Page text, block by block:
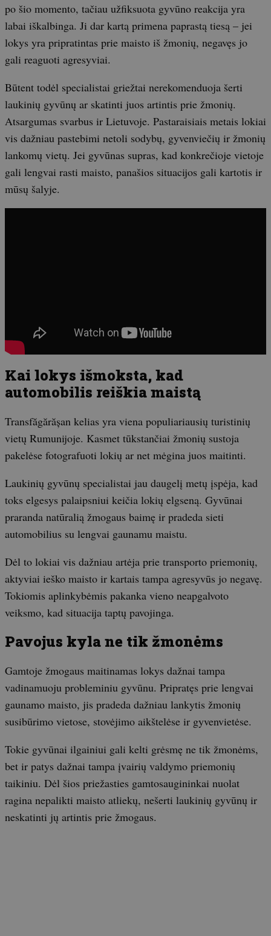
po šio momento, tačiau užfiksuota gyvūno reakcija yra
labai iškalbinga. Ji dar kartą primena paprastą tiesą – jei
lokys yra pripratintas prie maisto iš žmonių, negavęs jo
gali reaguoti agresyviai.
Būtent todėl specialistai griežtai nerekomenduoja šerti
laukinių gyvūnų ar skatinti juos artintis prie žmonių.
Atsargumas svarbus ir Lietuvoje. Pastaraisiais metais lokiai
vis dažniau pastebimi netoli sodybų, gyvenviečių ir žmonių
lankomų vietų. Jei gyvūnas supras, kad konkrečioje vietoje
gali lengvai rasti maisto, panašios situacijos gali kartotis ir
mūsų šalyje.
Kai lokys išmoksta, kad
automobilis reiškia maistą
Transfăgărășan kelias yra viena populiariausių turistinių
vietų Rumunijoje. Kasmet tūkstančiai žmonių sustoja
pakelėse fotografuoti lokių ar net mėgina juos maitinti.
Laukinių gyvūnų specialistai jau daugelį metų įspėja, kad
toks elgesys palaipsniui keičia lokių elgseną. Gyvūnai
praranda natūralią žmogaus baimę ir pradeda sieti
automobilius su lengvai gaunamu maistu.
Dėl to lokiai vis dažniau artėja prie transporto priemonių,
aktyviai ieško maisto ir kartais tampa agresyvūs jo negavę.
Tokiomis aplinkybėmis pakanka vieno neapgalvoto
veiksmo, kad situacija taptų pavojinga.
Pavojus kyla ne tik žmonėms
Gamtoje žmogaus maitinamas lokys dažnai tampa
vadinamuoju probleminiu gyvūnu. Pripratęs prie lengvai
gaunamo maisto, jis pradeda dažniau lankytis žmonių
susibūrimo vietose, stovėjimo aikštelėse ir gyvenvietėse.
Tokie gyvūnai ilgainiui gali kelti grėsmę ne tik žmonėms,
bet ir patys dažnai tampa įvairių valdymo priemonių
taikiniu. Dėl šios priežasties gamtosaugininkai nuolat
ragina nepalikti maisto atliekų, nešerti laukinių gyvūnų ir
neskatinti jų artintis prie žmogaus.